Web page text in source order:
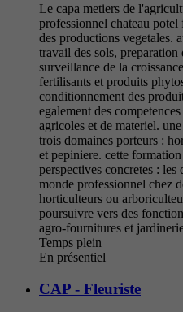
Le capa metiers de
professionnel chateau potel
des productions vegetales.
travail des sols, preparation
surveillance de la
fertilisants et produits
conditionnement des
egalement des
agricoles et de materiel.
trois domaines porteurs :
et pepiniere. cette
perspectives concretes :
monde professionnel chez
horticulteurs ou
poursuivre vers des
agro-fournitures et
Temps plein
En présentiel
CAP - Fleuriste